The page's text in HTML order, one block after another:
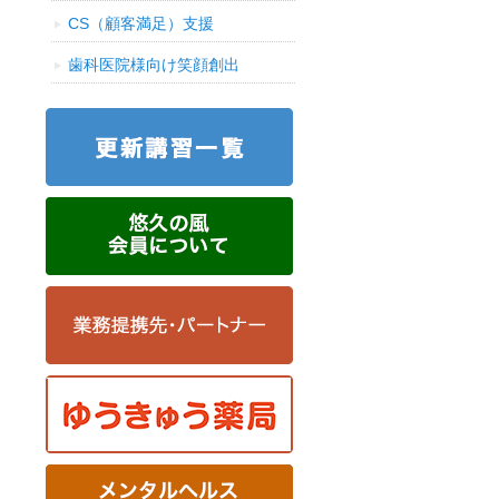
CS（顧客満足）支援
歯科医院様向け笑顔創出